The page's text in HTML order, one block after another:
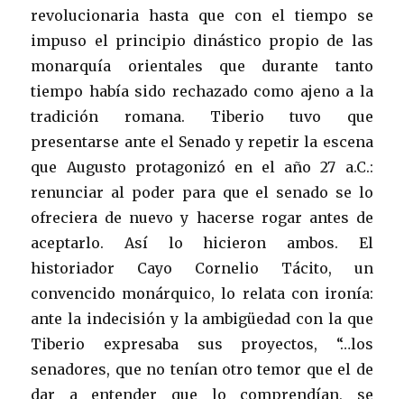
revolucionaria hasta que con el tiempo se
impuso el principio dinástico propio de las
monarquía orientales que durante tanto
tiempo había sido rechazado como ajeno a la
tradición romana. Tiberio tuvo que
presentarse ante el Senado y repetir la escena
que Augusto protagonizó en el año 27 a.C.:
renunciar al poder para que el senado se lo
ofreciera de nuevo y hacerse rogar antes de
aceptarlo. Así lo hicieron ambos. El
historiador Cayo Cornelio Tácito, un
convencido monárquico, lo relata con ironía:
ante la indecisión y la ambigüedad con la que
Tiberio expresaba sus proyectos, “…los
senadores, que no tenían otro temor que el de
dar a entender que lo comprendían, se